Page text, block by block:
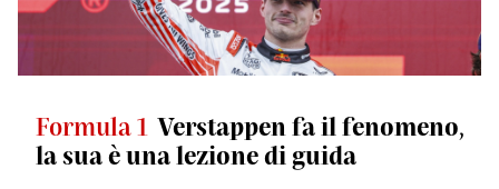
Formula 1 Verstappen fa il fenomeno,
la sua è una lezione di guida